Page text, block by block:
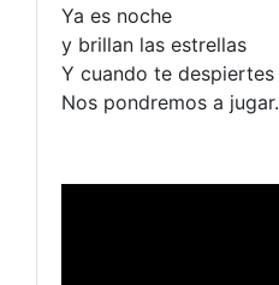
Ya es noche
y brillan las estrellas
Y cuando te despiertes
Nos pondremos a jugar.